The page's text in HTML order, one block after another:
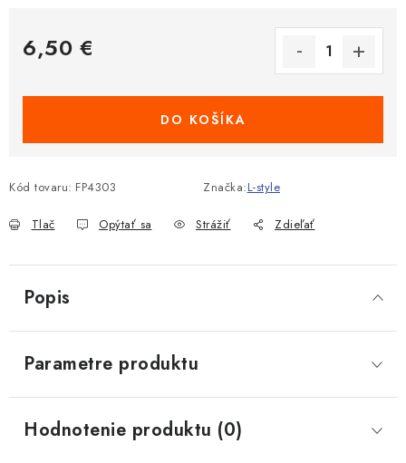
6,50 €
DO KOŠÍKA
Kód tovaru: FP4303 Značka:L-style
Tlač Opýtať sa Strážiť Zdieľať
Popis
Parametre produktu
Hodnotenie produktu (0)